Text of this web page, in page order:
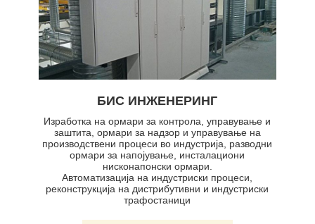
БИС ИНЖЕНЕРИНГ
Изработка на ормари за контрола, управување и
заштита, ормари за надзор и управување на
производствени процеси во индустрија, разводни
ормари за напојување, инсталациони
нисконапонски ормари.
Автоматизација на индустриски процеси,
реконструкција на дистрибутивни и индустриски
трафостаници